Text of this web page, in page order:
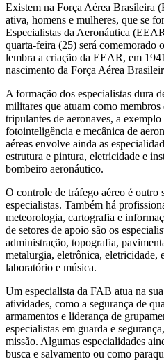
Existem na Força Aérea Brasileira
ativa, homens e mulheres, que se
Especialistas da Aeronáutica
quarta-feira (25) será comemorado
lembra a criação da EEAR, em
nascimento da Força Aérea
A formação dos especialistas dura
militares que atuam como membros
tripulantes de aeronaves, a
fotointeligência e mecânica de
aéreas envolve ainda as
estrutura e pintura, eletricidade e
bombeiro aeronáutico.
O controle de tráfego aéreo é outro
especialistas. Também há
meteorologia, cartografia e
de setores de apoio são os
administração, topografia,
metalurgia, eletrônica, eletricidade,
laboratório e música.
Um especialista da FAB atua na
atividades, como a segurança de
armamentos e liderança de
especialistas em guarda e
missão. Algumas especialidades
busca e salvamento ou como